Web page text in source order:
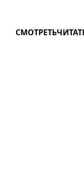
СМОТРЕТЬ